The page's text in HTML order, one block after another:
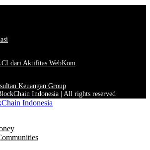
dari Aktifitas WebKom
Keuangan Group
Indonesia | All rights reserved